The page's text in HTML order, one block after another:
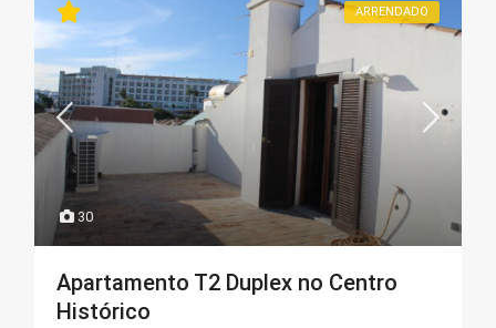
30
ARRENDADO
Apartamento T2 Duplex no Centro
Histórico